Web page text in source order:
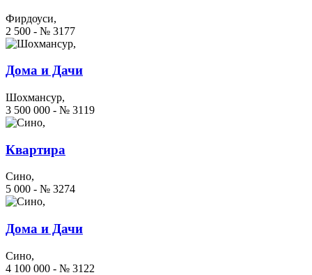
Фирдоуси,
2 500 - № 3177
Дома и Дачи
Шохмансур,
3 500 000 - № 3119
Квартира
Сино,
5 000 - № 3274
Дома и Дачи
Сино,
4 100 000 - № 3122